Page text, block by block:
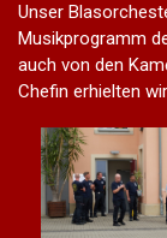
Unser
Musikprogramm
auch von den
Chefin erhielten